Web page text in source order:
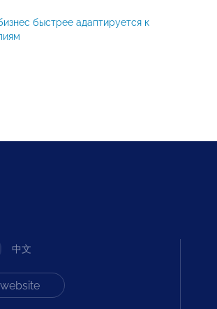
быстрее адаптируется к
中文